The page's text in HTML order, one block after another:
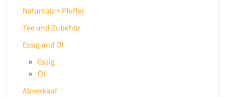
Natursalz + Pfeffer
Tee und Zubehör
Essig und Öl
Essig
Öl
Abverkauf